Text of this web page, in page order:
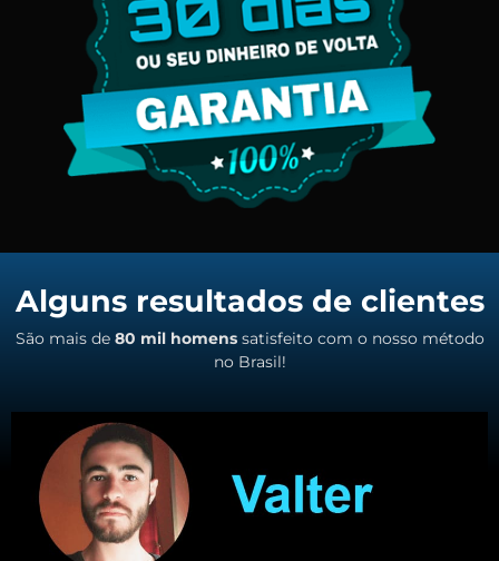
Alguns resultados de clientes
São mais de 80 mil homenssatisfeito com o nosso método
no Brasil!